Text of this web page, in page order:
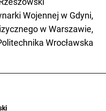
Wojennej w Gdyni,
w Warszawie,
Wrocławska